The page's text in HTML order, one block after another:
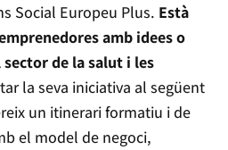
Social Europeu Plus. Està
amb idees o
de la salut i les
la seva iniciativa al següent
un itinerari formatiu i de
el model de negoci,